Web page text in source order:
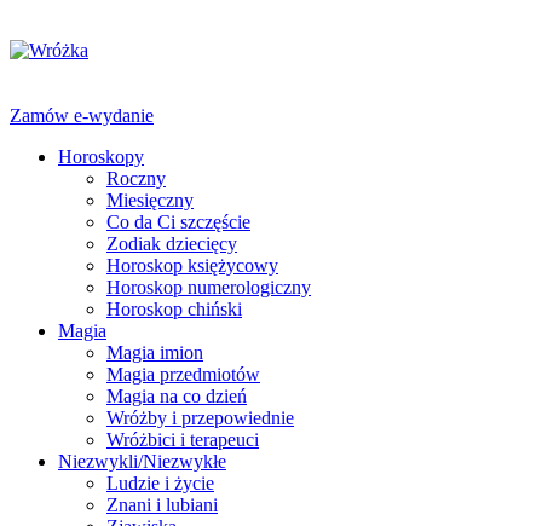
Zamów e-wydanie
Horoskopy
Roczny
Miesięczny
Co da Ci szczęście
Zodiak dziecięcy
Horoskop księżycowy
Horoskop numerologiczny
Horoskop chiński
Magia
Magia imion
Magia przedmiotów
Magia na co dzień
Wróżby i przepowiednie
Wróżbici i terapeuci
Niezwykli/Niezwykłe
Ludzie i życie
Znani i lubiani